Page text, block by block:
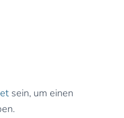
sein, um einen